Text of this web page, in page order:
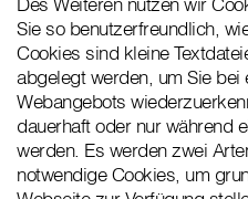
Sie so benutzerfreundlich,
Cookies sind kleine
abgelegt werden, um Sie
Webangebots
dauerhaft oder nur während
werden. Es werden zwei
notwendige Cookies, um